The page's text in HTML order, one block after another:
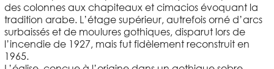
des colonnes aux chapiteaux et cimacios évoquant la
tradition arabe. L’étage supérieur, autrefois orné d’arcs
surbaissés et de moulures gothiques, disparut lors de
l’incendie de 1927, mais fut fidèlement reconstruit en
1965.